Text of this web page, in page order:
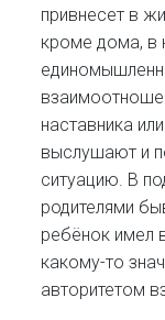
привнесет в
кроме дома, в
наставника
выслушают и
ситуацию. В
родителями
ребёнок имел
какому-то
авторитетом